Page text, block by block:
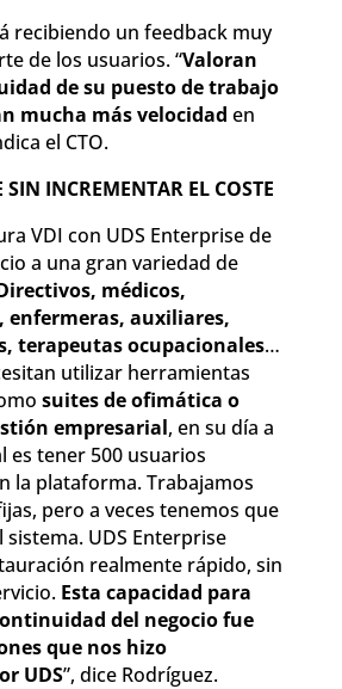
recibiendo un feedback muy
de los usuarios. “Valoran
de su puesto de trabajo
mucha más velocidad en
el CTO.
SIN INCREMENTAR EL COSTE
VDI con UDS Enterprise de
a una gran variedad de
médicos,
enfermeras, auxiliares,
terapeutas ocupacionales…
utilizar herramientas
suites de ofimática o
empresarial, en su día a
es tener 500 usuarios
la plataforma. Trabajamos
pero a veces tenemos que
UDS Enterprise
realmente rápido, sin
Esta capacidad para
del negocio fue
que nos hizo
UDS”, dice Rodríguez.